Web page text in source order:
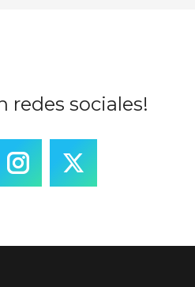
redes sociales!
Instagram
X